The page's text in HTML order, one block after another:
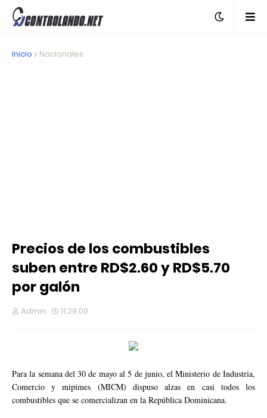
Inicio Nacionales
Precios de los combustibles
suben entre RD$2.60 y RD$5.70
por galón
Admin 11:29:00
Para la semana del 30 de mayo al 5 de junio, el Ministerio de Industria,
Comercio y mipimes (MICM) dispuso alzas en casi todos los
combustibles que se comercializan en la República Dominicana.